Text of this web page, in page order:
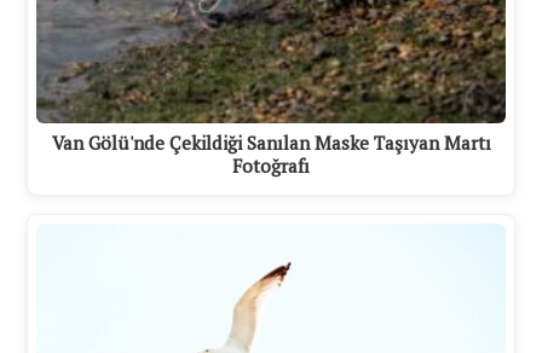
Van Gölü'nde Çekildiği Sanılan Maske Taşıyan Martı
Fotoğrafı